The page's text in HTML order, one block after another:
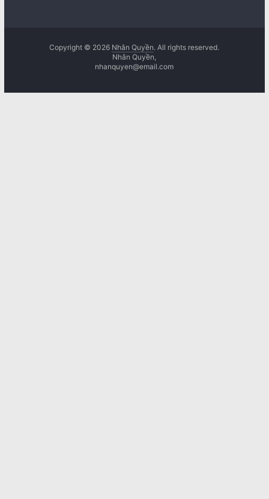
Copyright © 2026 Nhân Quyền. All rights reserved.
Nhân Quyền,
nhanquyen@email.com